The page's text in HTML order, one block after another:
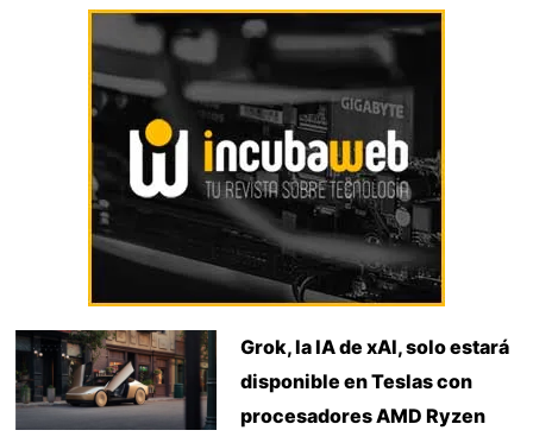
Grok, la IA de xAI, solo estará
disponible en Teslas con
procesadores AMD Ryzen